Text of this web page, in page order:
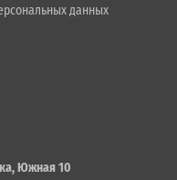
данных
Южная 10